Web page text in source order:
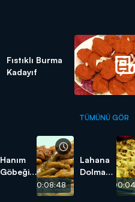
Fıstıklı Burma
Kadayıf
TÜMÜNÜ GÖR
Hanım
Göbeği
00:08:48
Lahana
Dolması